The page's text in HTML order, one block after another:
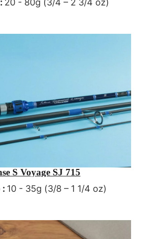
20 - 80g (3/4 – 2 3/4 oz)
S Voyage SJ 715
: 10 - 35g (3/8 – 1 1/4 oz)